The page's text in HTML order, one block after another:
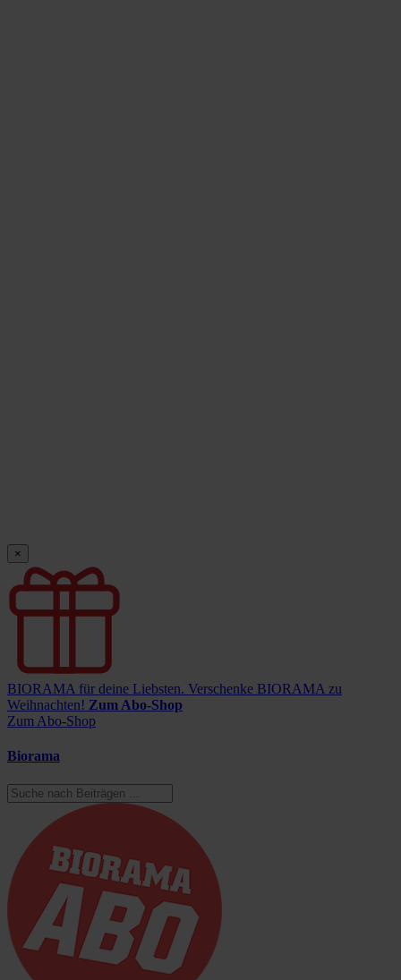
×
BIORAMA für deine Liebsten. Verschenke BIORAMA zu
Weihnachten! Zum Abo-Shop
Zum Abo-Shop
Biorama